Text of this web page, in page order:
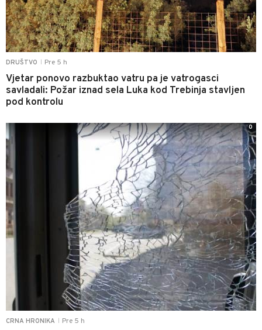
DRUŠTVO Pre 5 h
Vjetar ponovo razbuktao vatru pa je vatrogasci
savladali: Požar iznad sela Luka kod Trebinja stavljen
pod kontrolu
CRNA HRONIKA Pre 5 h
0